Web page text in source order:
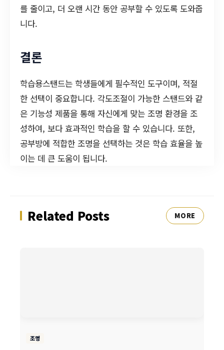
를 줄이고, 더 오랜 시간 동안 공부할 수 있도록 도와줍
니다.
결론
학습용스탠드는 학생들에게 필수적인 도구이며, 적절
한 선택이 중요합니다. 각도조절이 가능한 스탠드와 같
은 기능성 제품을 통해 자신에게 맞는 조명 환경을 조
성하여, 보다 효과적인 학습을 할 수 있습니다. 또한,
공부방에 적합한 조명을 선택하는 것은 학습 효율을 높
이는 데 큰 도움이 됩니다.
Related Posts MORE
조명